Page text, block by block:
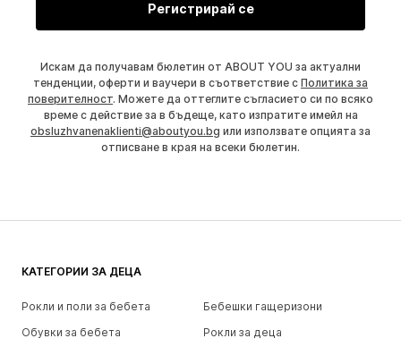
Регистрирай се
Искам да получавам бюлетин от ABOUT YOU за актуални
тенденции, оферти и ваучери в съответствие с Политика за
поверителност. Можете да оттеглите съгласието си по всяко
време с действие за в бъдеще, като изпратите имейл на
obsluzhvanenaklienti@aboutyou.bg или използвате опцията за
отписване в края на всеки бюлетин.
КАТЕГОРИИ ЗА ДЕЦА
Рокли и поли за бебета
Бебешки гащеризони
Обувки за бебета
Рокли за деца